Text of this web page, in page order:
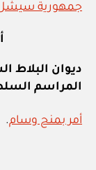
جمهورية
ديوان البلاط
المراسم
أمر بمنح وسام.